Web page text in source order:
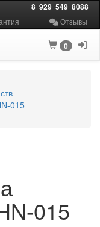
8 929 549 8088
Отзывы
0
015
015